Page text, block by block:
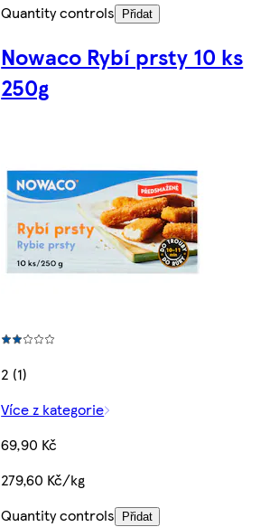
Quantity controls Přidat
Nowaco Rybí prsty 10 ks
250g
2 (1)
Více z kategorie
69,90 Kč
279,60 Kč/kg
Quantity controls
Přidat